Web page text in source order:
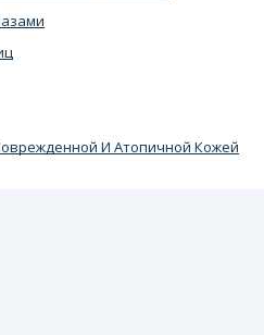
И Атопичной Кожей